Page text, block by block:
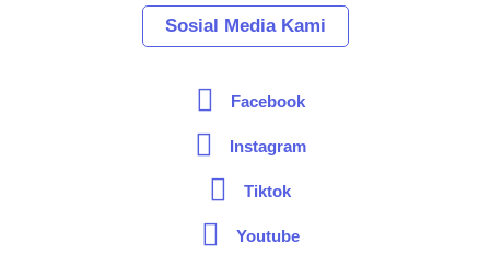
Sosial Media Kami
Facebook
Instagram
Tiktok
Youtube